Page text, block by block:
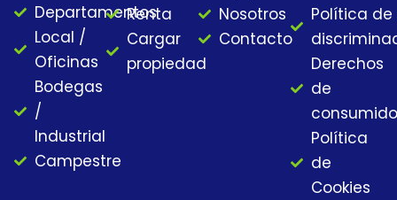
o
k a
m
e s
Departamentos
Local /
Oficinas
Bodegas
/
Industrial
Campestre
Renta
Cargar
propiedad
Nosotros
Contacto
Política de
Derechos
de
Política
de
Cookies